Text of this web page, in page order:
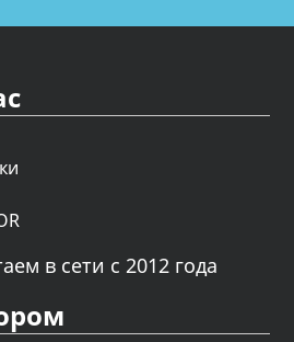
в сети с 2012 года